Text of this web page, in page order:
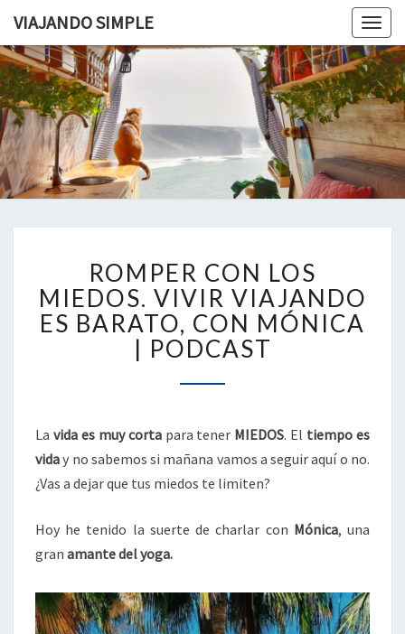
VIAJANDO SIMPLE
SIMPLE
Viviendo
En Un
Camión
Por
Europa
CON
LOS
MIEDOS.
VIVIR
VIAJANDO
BARATO,
MÓNICA
PODCAST
ROMPER CON LOS
MIEDOS. VIVIR VIAJANDO
ES BARATO, CON MÓNICA
| PODCAST
La vida es muy cortapara tener MIEDOS. El tiempo es
viday no sabemos si mañana vamos a seguir aquí o no.
¿Vas a dejar que tus miedos te limiten?
Hoy he tenido la suerte de charlar con Mónica, una
gran amante del yoga.